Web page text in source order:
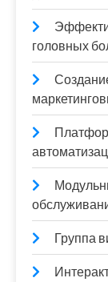
головных
Группа